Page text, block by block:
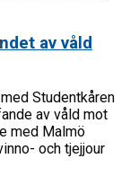
av våld
Studentkåren
av våld mot
med Malmö
och tjejjour